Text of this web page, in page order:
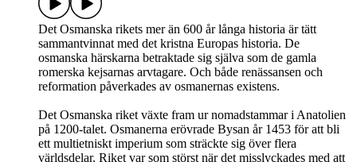
Det Osmanska rikets mer än 600 år långa historia är tätt
sammantvinnat med det kristna Europas historia. De
osmanska härskarna betraktade sig själva som de gamla
romerska kejsarnas arvtagare. Och både renässansen och
reformation påverkades av osmanernas existens.
Det Osmanska riket växte fram ur nomadstammar i Anatolien
på 1200-talet. Osmanerna erövrade Bysan år 1453 för att bli
ett multietniskt imperium som sträckte sig över flera
världsdelar. Riket var som störst när det misslyckades med att